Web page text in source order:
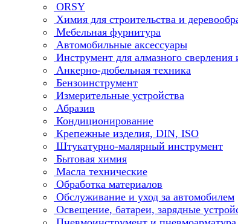
ORSY
Химия для строительства и
Мебельная фурнитура
Автомобильные аксессуары
Инструмент для алмазного
Анкерно-дюбельная техника
Бензоинструмент
Измерительные устройства
Абразив
Кондиционирование
Крепежные изделия, DIN, ISO
Штукатурно-малярный инструмент
Бытовая химия
Масла технические
Обработка материалов
Обслуживание и уход за автомобилем
Освещение, батареи, зарядные